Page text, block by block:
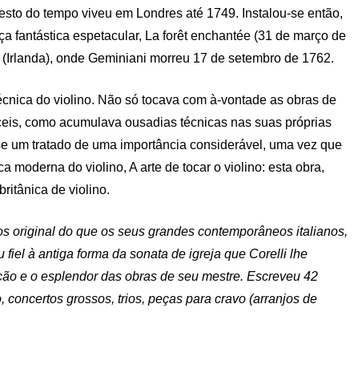
do tempo viveu em Londres até 1749. Instalou-se então,
fantástica espetacular, La forêt enchantée (31 de março de
onde Geminiani morreu 17 de setembro de 1762.
do violino. Não só tocava com à-vontade as obras de
como acumulava ousadias técnicas nas suas próprias
um tratado de uma importância considerável, uma vez que
moderna do violino, A arte de tocar o violino: esta obra,
de violino.
original do que os seus grandes contemporâneos italianos,
à antiga forma da sonata de igreja que Corelli lhe
e o esplendor das obras de seu mestre. Escreveu 42
grossos, trios, peças para cravo (arranjos de